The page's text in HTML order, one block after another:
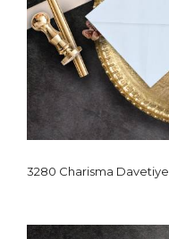
3280 Charisma Davetiye